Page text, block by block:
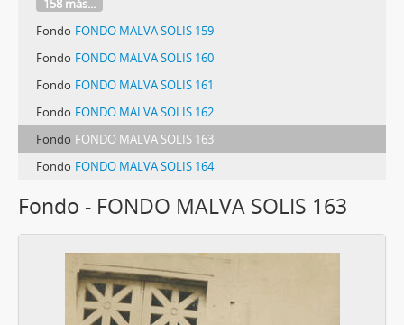
158 más...
Fondo FONDO MALVA SOLIS 159
Fondo FONDO MALVA SOLIS 160
Fondo FONDO MALVA SOLIS 161
Fondo FONDO MALVA SOLIS 162
Fondo FONDO MALVA SOLIS 163
Fondo FONDO MALVA SOLIS 164
Fondo - FONDO MALVA SOLIS 163